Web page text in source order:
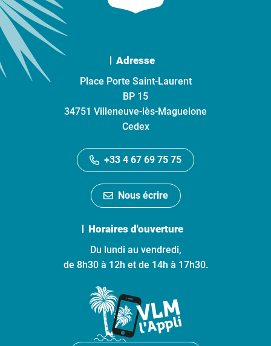
Adresse
Place Porte Saint-Laurent
BP 15
34751 Villeneuve-lès-Maguelone
Cedex
+33 4 67 69 75 75
Nous écrire
Horaires d'ouverture
Du lundi au vendredi,
de 8h30 à 12h et de 14h à 17h30.